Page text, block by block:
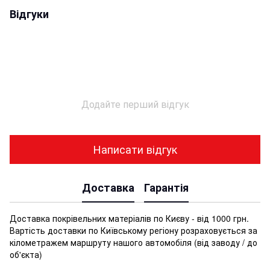
Відгуки
Додайте перший відгук
Написати відгук
Доставка Гарантія
Доставка покрівельних матеріалів по Києву - від 1000 грн.
Вартість доставки по Київському регіону розраховується за
кілометражем маршруту нашого автомобіля (від заводу / до
об'єкта)